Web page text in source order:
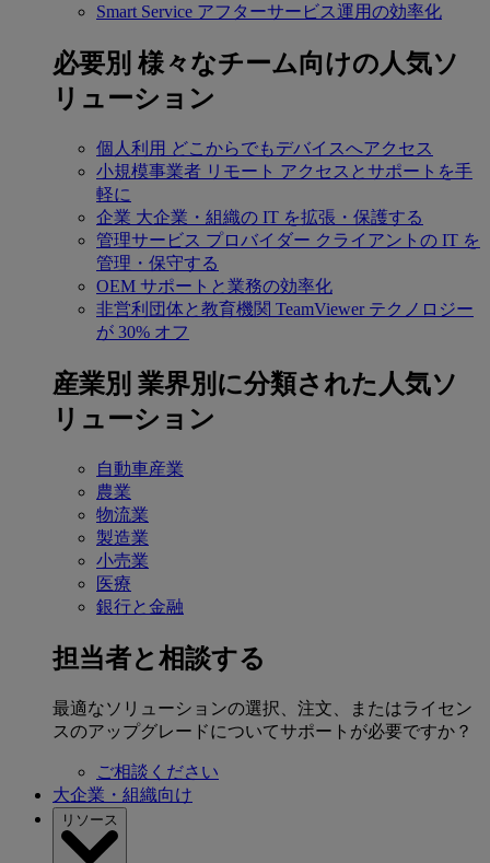
Smart Service アフターサービス運用の効率化
必要別 様々なチーム向けの人気ソ
リューション
個人利用 どこからでもデバイスへアクセス
小規模事業者 リモート アクセスとサポートを手
軽に
企業 大企業・組織の IT を拡張・保護する
管理サービス プロバイダー クライアントの IT を
管理・保守する
OEM サポートと業務の効率化
非営利団体と教育機関 TeamViewer テクノロジー
が 30% オフ
産業別 業界別に分類された人気ソ
リューション
自動車産業
農業
物流業
製造業
小売業
医療
銀行と金融
担当者と相談する
最適なソリューションの選択、注文、またはライセン
スのアップグレードについてサポートが必要ですか？
ご相談ください
大企業・組織向け
リソース